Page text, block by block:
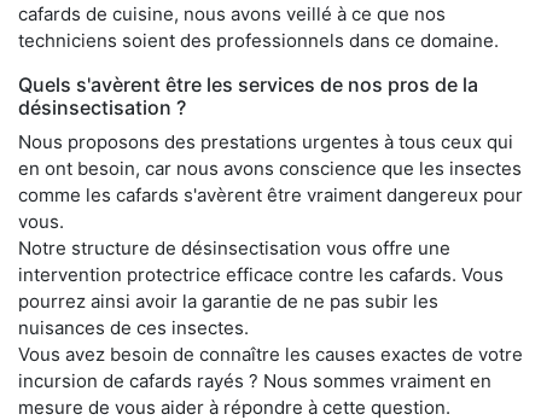
cafards de cuisine, nous avons veillé à ce que nos
techniciens soient des professionnels dans ce domaine.
Quels s'avèrent être les services de nos pros de la
désinsectisation ?
Nous proposons des prestations urgentes à tous ceux qui
en ont besoin, car nous avons conscience que les insectes
comme les cafards s'avèrent être vraiment dangereux pour
vous.
Notre structure de désinsectisation vous offre une
intervention protectrice efficace contre les cafards. Vous
pourrez ainsi avoir la garantie de ne pas subir les
nuisances de ces insectes.
Vous avez besoin de connaître les causes exactes de votre
incursion de cafards rayés ? Nous sommes vraiment en
mesure de vous aider à répondre à cette question.